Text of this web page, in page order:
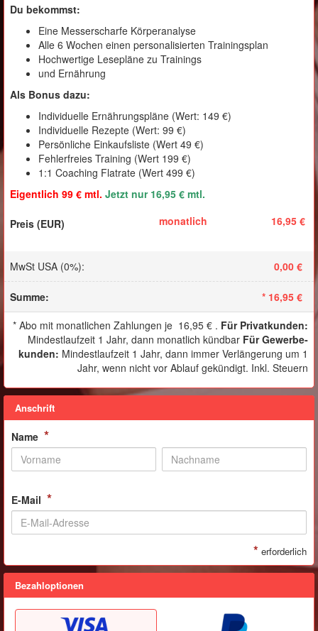
Du bekommst:
Eine Messerscharfe Körperanalyse
Alle 6 Wochen einen personalisierten Trainingsplan
Hochwertige Lesepläne zu Trainings
und Ernährung
Als Bonus dazu:
Individuelle Ernährungspläne (Wert: 149 €)
Individuelle Rezepte (Wert: 99 €)
Persönliche Einkaufsliste (Wert 49 €)
Fehlerfreies Training (Wert 199 €)
1:1 Coaching Flatrate (Wert 499 €)
Eigentlich 99 € mtl. Jetzt nur 16,95 € mtl.
16,95 €
monatlich
MwSt USA (0%): 0,00 €
Summe: 16,95 €
*
* Abo mit monatlichen Zahlungen je 16,95 € . Für Privatkunden:
Mindestlaufzeit 1 Jahr, dann monatlich kündbar Für Gewerbe­
kunden: Mindestlaufzeit 1 Jahr, dann immer Verlängerung um 1
Jahr, wenn nicht vor Ablauf gekündigt. Inkl. Steuern
Anschrift
Name *
E-Mail *
* erforderlich
Bezahloptionen